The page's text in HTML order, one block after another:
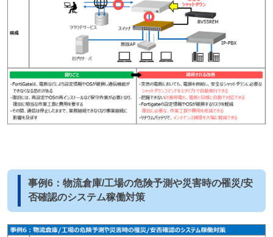
事例6：物流倉庫/工場の危険予測や災害時の罹災/安
否確認のシステム稼働対策